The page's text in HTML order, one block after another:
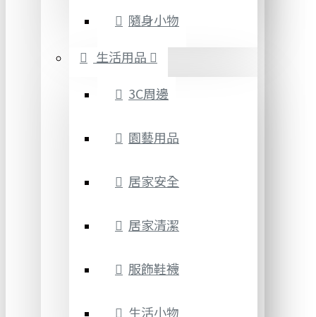
隨身小物
生活用品
3C周邊
園藝用品
居家安全
居家清潔
服飾鞋襪
生活小物